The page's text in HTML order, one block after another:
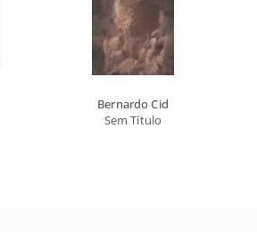
Bernardo Cid
Sem Título